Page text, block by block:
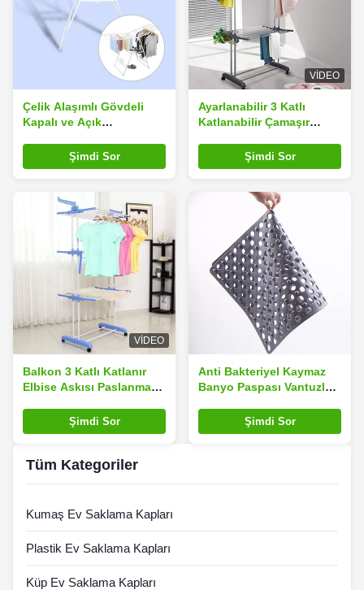
Çelik Alaşımlı Gövdeli
Kapalı ve Açık
Kurutma RafıŞimdi Sor
VIDEO
Ayarlanabilir 3 Katlı
Katlanabilir Çamaşır
Çelik Çerçeve
Şimdi Sor
VIDEO
Balkon 3 Katlı Katlanır
Elbise Askısı Paslanmaz
Şimdi Sor
Anti Bakteriyel Kaymaz
Banyo Paspası Vantuzlu
Şimdi Sor
Tüm Kategoriler
Kumaş Ev Saklama Kapları
Plastik Ev Saklama Kapları
Küp Ev Saklama Kapları